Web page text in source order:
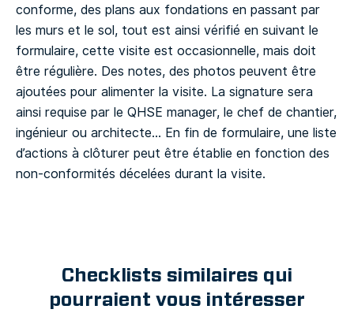
conforme, des plans aux fondations en passant par
les murs et le sol, tout est ainsi vérifié en suivant le
formulaire, cette visite est occasionnelle, mais doit
être régulière. Des notes, des photos peuvent être
ajoutées pour alimenter la visite. La signature sera
ainsi requise par le QHSE manager, le chef de chantier,
ingénieur ou architecte… En fin de formulaire, une liste
d’actions à clôturer peut être établie en fonction des
non-conformités décelées durant la visite.
Checklists similaires qui
pourraient vous intéresser